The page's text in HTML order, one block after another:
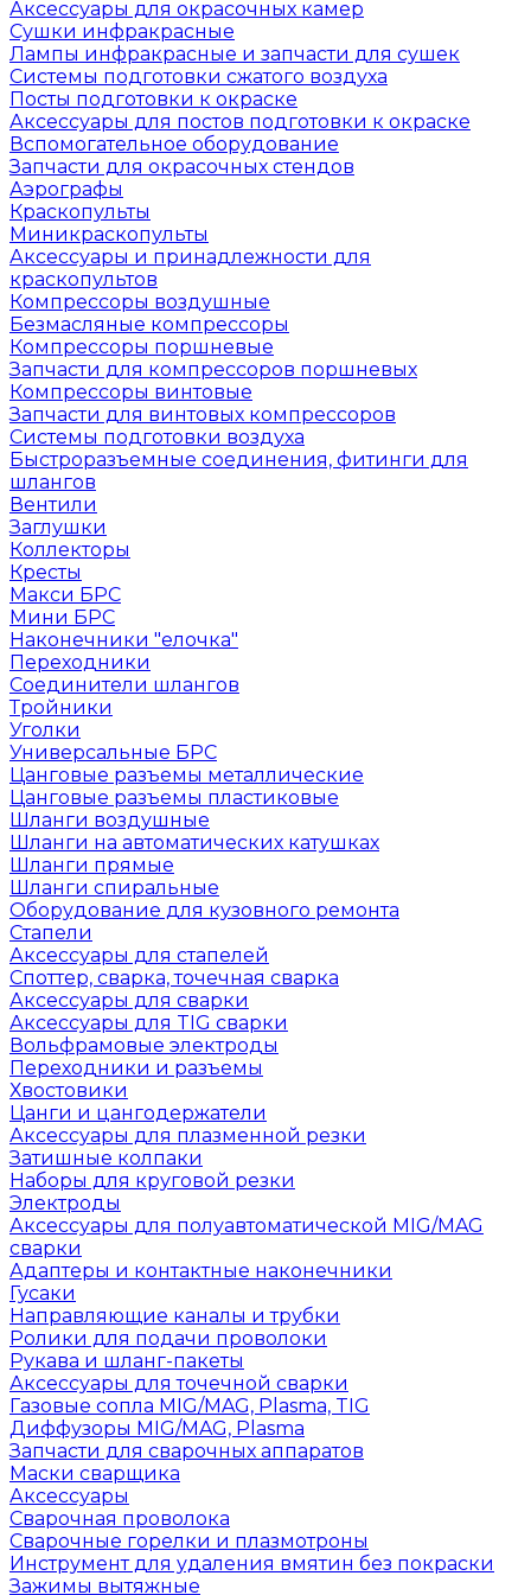
Аксессуары для окрасочных камер
Сушки инфракрасные
Лампы инфракрасные и запчасти для сушек
Системы подготовки сжатого воздуха
Посты подготовки к окраске
Аксессуары для постов подготовки к окраске
Вспомогательное оборудование
Запчасти для окрасочных стендов
Аэрографы
Краскопульты
Миникраскопульты
Аксессуары и принадлежности для
краскопультов
Компрессоры воздушные
Безмасляные компрессоры
Компрессоры поршневые
Запчасти для компрессоров поршневых
Компрессоры винтовые
Запчасти для винтовых компрессоров
Системы подготовки воздуха
Быстроразъемные соединения, фитинги для
шлангов
Вентили
Заглушки
Коллекторы
Кресты
Макси БРС
Мини БРС
Наконечники "елочка"
Переходники
Соединители шлангов
Тройники
Уголки
Универсальные БРС
Цанговые разъемы металлические
Цанговые разъемы пластиковые
Шланги воздушные
Шланги на автоматических катушках
Шланги прямые
Шланги спиральные
Оборудование для кузовного ремонта
Стапели
Аксессуары для стапелей
Споттер, сварка, точечная сварка
Аксессуары для сварки
Аксессуары для TIG сварки
Вольфрамовые электроды
Переходники и разъемы
Хвостовики
Цанги и цангодержатели
Аксессуары для плазменной резки
Затишные колпаки
Наборы для круговой резки
Электроды
Аксессуары для полуавтоматической MIG/MAG
сварки
Адаптеры и контактные наконечники
Гусаки
Направляющие каналы и трубки
Ролики для подачи проволоки
Рукава и шланг-пакеты
Аксессуары для точечной сварки
Газовые сопла MIG/MAG, Plasma, TIG
Диффузоры MIG/MAG, Plasma
Запчасти для сварочных аппаратов
Маски сварщика
Аксессуары
Сварочная проволока
Сварочные горелки и плазмотроны
Инструмент для удаления вмятин без покраски
Зажимы вытяжные